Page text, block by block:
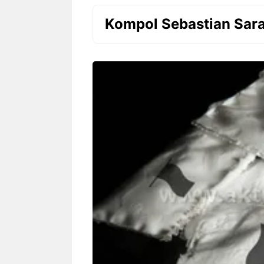
Kompol Sebastian